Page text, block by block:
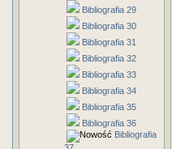
Bibliografia 29
Bibliografia 30
Bibliografia 31
Bibliografia 32
Bibliografia 33
Bibliografia 34
Bibliografia 35
Bibliografia 36
Bibliografia